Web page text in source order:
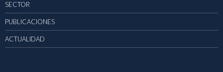
SECTOR
PUBLICACIONES
ACTUALIDAD